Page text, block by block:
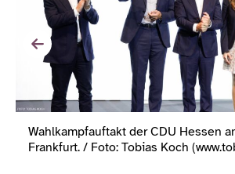
Wahlkampfauftakt der CDU Hessen
Frankfurt. / Foto: Tobias Koch